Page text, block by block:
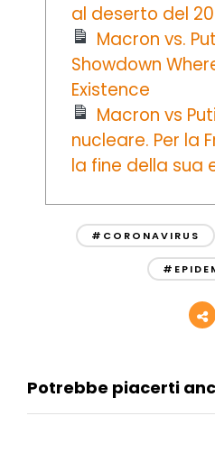
al deserto del
Macron vs.
Showdown
Existence
Macron vs
nucleare. Per la
la fine della sua
#CORONAVIRUS
Potrebbe piacerti